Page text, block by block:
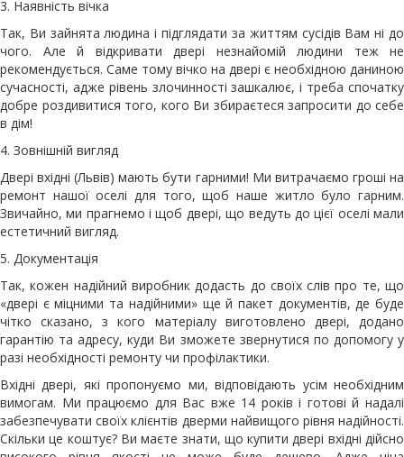
3. Наявність вічка
Так, Ви зайнята людина і підглядати за життям сусідів Вам ні до
чого. Але й відкривати двері незнайомій людини теж не
рекомендується. Саме тому вічко на двері є необхідною даниною
сучасності, адже рівень злочинності зашкалює, і треба спочатку
добре роздивитися того, кого Ви збираєтеся запросити до себе
в дім!
4. Зовнішній вигляд
Двері вхідні (Львів) мають бути гарними! Ми витрачаємо гроші на
ремонт нашої оселі для того, щоб наше житло було гарним.
Звичайно, ми прагнемо і щоб двері, що ведуть до цієї оселі мали
естетичний вигляд.
5. Документація
Так, кожен надійний виробник додасть до своїх слів про те, що
«двері є міцними та надійними» ще й пакет документів, де буде
чітко сказано, з кого матеріалу виготовлено двері, додано
гарантію та адресу, куди Ви зможете звернутися по допомогу у
разі необхідності ремонту чи профілактики.
Вхідні двері, які пропонуємо ми, відповідають усім необхідним
вимогам. Ми працюємо для Вас вже 14 років і готові й надалі
забезпечувати своїх клієнтів дверми найвищого рівня надійності.
Скільки це коштує? Ви маєте знати, що купити двері вхідні дійсно